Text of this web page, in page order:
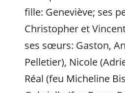
fille: Geneviève; ses
Christopher et
ses sœurs: Gaston,
Pelletier), Nicole
Réal (feu Micheline